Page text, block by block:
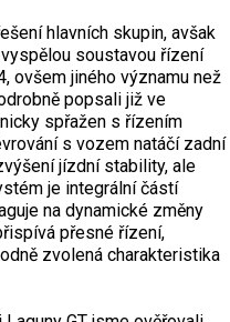
hlavních skupin, avšak
soustavou řízení
ovšem jiného významu než
popsali již ve
spřažen s řízením
s vozem natáčí zadní
jízdní stability, ale
je integrální částí
na dynamické změny
přesné řízení,
zvolená charakteristika